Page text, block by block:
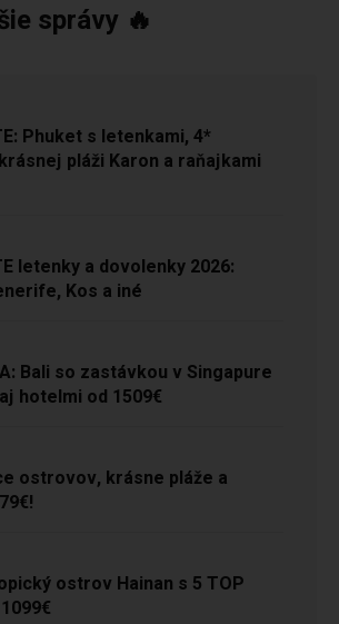
správy 🔥
Phuket s letenkami, 4*
pláži Karon a raňajkami
letenky a dovolenky 2026:
Kos a iné
Bali so zastávkou v Singapure
hotelmi od 1509€
ostrovov, krásne pláže a
ostrov Hainan s 5 TOP